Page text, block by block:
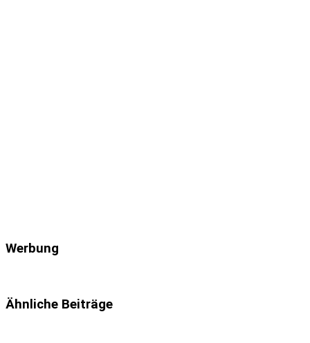
Werbung
Ähnliche Beiträge